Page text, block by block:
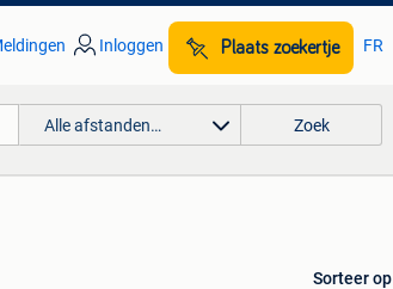
Inloggen Plaats zoekertje FR
Alle afstanden… Zoek
Sorteer op